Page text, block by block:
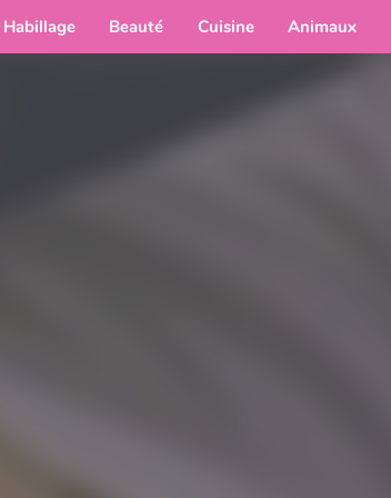
Habillage Beauté Cuisine Animaux